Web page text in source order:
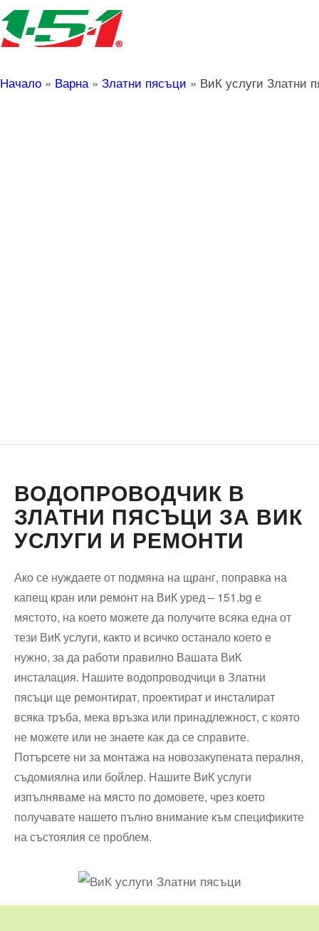
Начало » Варна» Златни пясъци » ВиК услуги Златни
ВОДОПРОВОДЧИК В
ЗЛАТНИ ПЯСЪЦИ ЗА ВИК
УСЛУГИ И РЕМОНТИ
Ако се нуждаете от подмяна на щранг, поправка на
капещ кран или ремонт на ВиК уред – 151.bg е
мястото, на което можете да получите всяка една от
тези ВиК услуги, както и всичко останало което е
нужно, за да работи правилно Вашата ВиК
инсталация. Нашите водопроводчици в Златни
пясъци ще ремонтират, проектират и инсталират
всяка тръба, мека връзка или принадлежност, с която
не можете или не знаете как да се справите.
Потърсете ни за монтажа на новозакупената пералня,
съдомиялна или бойлер. Нашите ВиК услуги
изпълняваме на място по домовете, чрез което
получавате нашето пълно внимание към спецификите
на състоялия се проблем.